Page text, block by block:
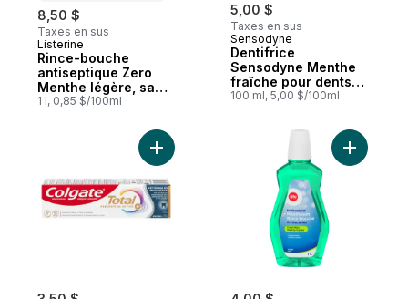
8,50 $
Taxes en sus
Préparé au Canada
Listerine
Rince-bouche
antiseptique Zero
Menthe légère, sans
alcool
1 l, 0,85 $/100ml
5,00 $
Taxes en sus
Sensodyne
Dentifrice
Sensodyne Menthe
fraîche pour dents
sensibles, 100 ml
100 ml, 5,00 $/100ml
Ajouter Dentifrice Total Avancé Ajouter